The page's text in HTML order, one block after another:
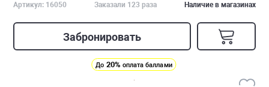
Артикул: 16050 Заказали 123 раза Наличие в магазинах
Забронировать
До 20% оплата баллами